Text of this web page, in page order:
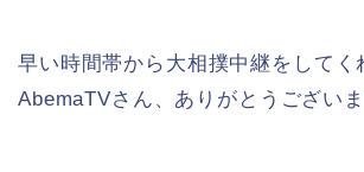
早い時間帯から大相撲中継をしてく
AbemaTVさん、ありがとうございま